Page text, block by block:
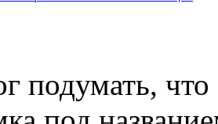
подумать,